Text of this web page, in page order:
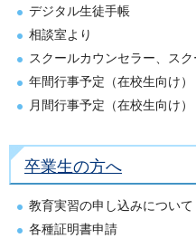
デジタル生徒手帳
相談室より
スクールカウンセラー、ス
年間行事予定（在校生向け）
月間行事予定（在校生向け）
卒業生の方へ
教育実習の申し込みについて
各種証明書申請